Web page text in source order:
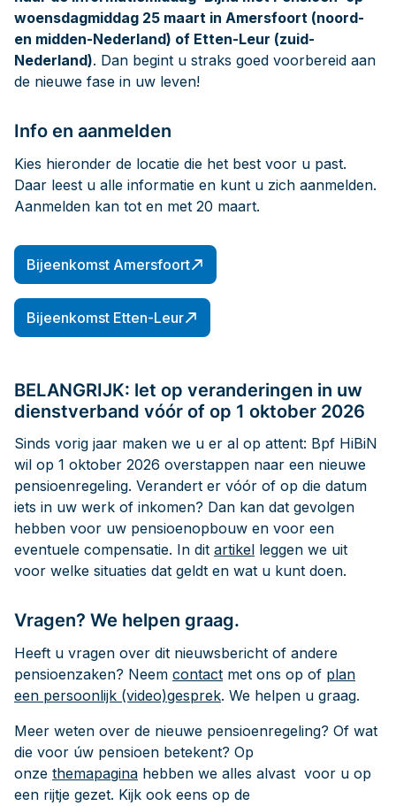
woensdagmiddag 25 maart in Amersfoort (noord-
en midden-Nederland) of Etten-Leur (zuid-
Nederland). Dan begint u straks goed voorbereid aan
de nieuwe fase in uw leven!
Info en aanmelden
Kies hieronder de locatie die het best voor u past.
Daar leest u alle informatie en kunt u zich aanmelden.
Aanmelden kan tot en met 20 maart.
Bijeenkomst Amersfoort
Bijeenkomst Etten-Leur
BELANGRIJK: let op veranderingen in uw
dienstverband vóór of op 1 oktober 2026
Sinds vorig jaar maken we u er al op attent: Bpf HiBiN
wil op 1 oktober 2026 overstappen naar een nieuwe
pensioenregeling. Verandert er vóór of op die datum
iets in uw werk of inkomen? Dan kan dat gevolgen
hebben voor uw pensioenopbouw en voor een
eventuele compensatie. In dit artikel leggen we uit
voor welke situaties dat geldt en wat u kunt doen.
Vragen? We helpen graag.
Heeft u vragen over dit nieuwsbericht of andere
pensioenzaken? Neem contact met ons op of plan
een persoonlijk (video)gesprek. We helpen u graag.
Meer weten over de nieuwe pensioenregeling? Of wat
die voor úw pensioen betekent? Op
onze themapagina hebben we alles alvast voor u op
een rijtje gezet. Kijk ook eens op de